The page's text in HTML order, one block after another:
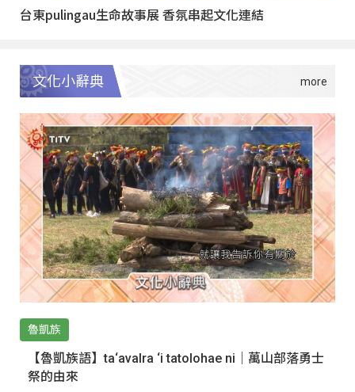
台東pulingau生命故事展 香氛串起文化連結
文化小辭典
魯凱族
【魯凱族語】ta‘avalra ‘i tatolohae ni｜萬山部落勇士
祭的由來